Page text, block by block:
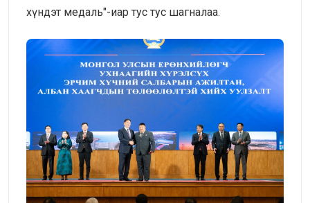
хүндэт медаль"-иар тус тус шагналаа.